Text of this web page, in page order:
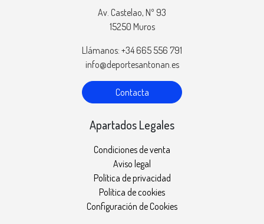
Av. Castelao, Nº 93
15250 Muros
Llámanos: +34 665 556 791
info@deportesantonan.es
Contacta
Apartados Legales
Condiciones de venta
Aviso legal
Política de privacidad
Política de cookies
Configuración de Cookies